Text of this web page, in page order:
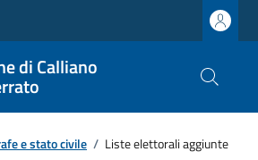
di Calliano
e stato civile / Liste elettorali aggiunte